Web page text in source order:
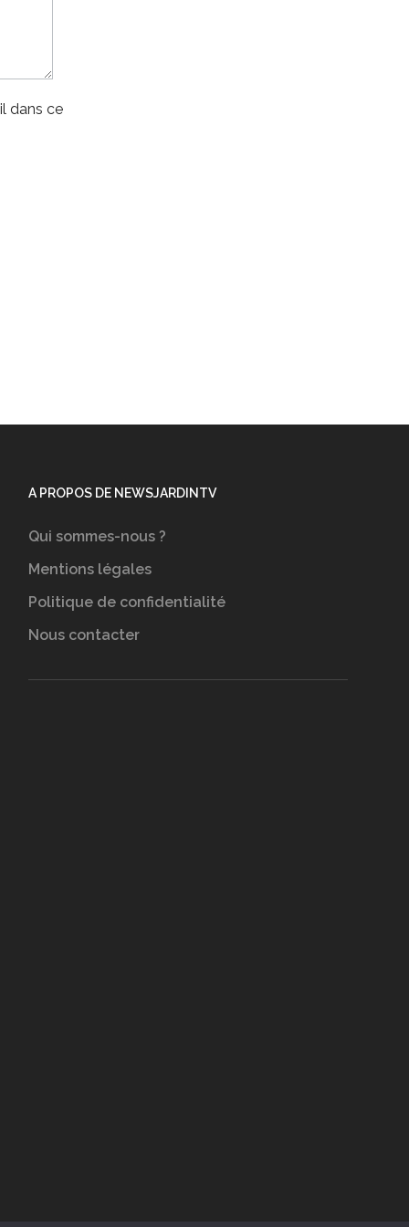
dans ce
A PROPOS DE NEWSJARDINTV
Qui sommes-nous ?
Mentions légales
Politique de confidentialité
Nous contacter